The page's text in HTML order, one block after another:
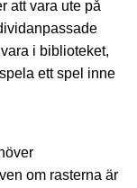
att vara ute på
i biblioteket,
ett spel inne
om rasterna är